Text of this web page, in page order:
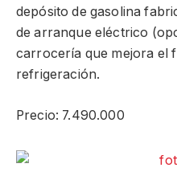
depósito de gasolina
de arranque eléctrico
carrocería que mejora el
refrigeración.
Precio: 7.490.000